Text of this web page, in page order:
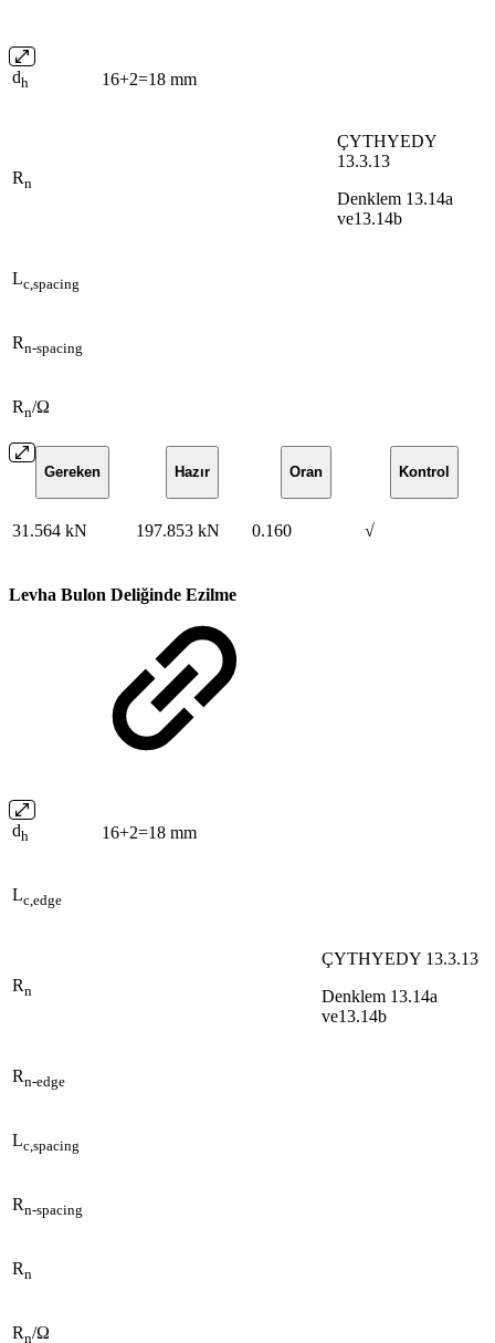
dh 16+2=18 mm
Rn
ÇYTHYEDY
13.3.13
Denklem 13.14a
ve13.14b
Lc,spacing
Rn-spacing
Rn/Ω
Gereken Hazır Oran Kontrol
31.564 kN 197.853 kN 0.160 √
Levha Bulon Deliğinde Ezilme
dh 16+2=18 mm
Lc,edge
Rn
ÇYTHYEDY 13.3.13
Denklem 13.14a
ve13.14b
Rn-edge
Lc,spacing
Rn-spacing
Rn
Rn/Ω